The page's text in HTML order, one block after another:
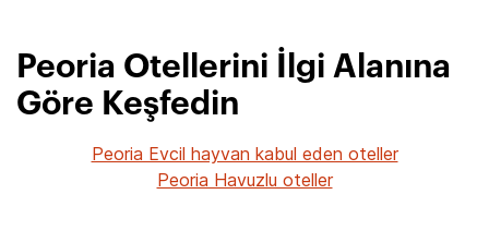
Peoria Otellerini İlgi Alanına
Göre Keşfedin
Peoria Evcil hayvan kabul eden oteller
Peoria Havuzlu oteller